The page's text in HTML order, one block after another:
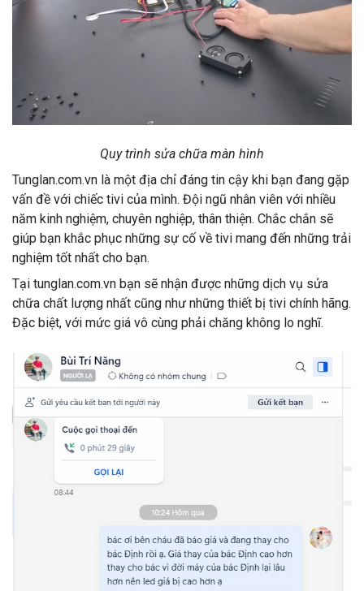
Quy trình sửa chữa màn hình
Tunglan.com.vn là một địa chỉ đáng tin cậy khi bạn đang gặp
vấn đề với chiếc tivi của mình. Đội ngũ nhân viên với nhiều
năm kinh nghiệm, chuyên nghiệp, thân thiện. Chắc chắn sẽ
giúp bạn khắc phục những sự cố về tivi mang đến những trải
nghiệm tốt nhất cho bạn.
Tại tunglan.com.vn bạn sẽ nhận được những dịch vụ sửa
chữa chất lượng nhất cũng như những thiết bị tivi chính hãng.
Đặc biệt, với mức giá vô cùng phải chăng không lo nghĩ.